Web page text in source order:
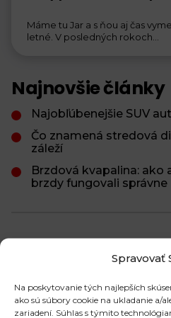
Spravovať
Na poskytovanie tých najlepších
ako sú súbory cookie na ukladanie a/
zariadení. Súhlas s týmito
Najnovšie články
Najobľúbenejšie SUV
Čo znamená stredová
záleží
Brzdová kvapalina: ako
brzdy fungovali správne
Najčítanejšie
posledných testoch?
Plechové a hliníkové
Máme tu Jar a s ňou aj čas
letné. V posledných rokoch...